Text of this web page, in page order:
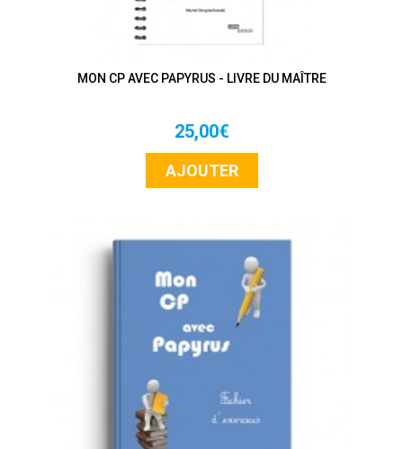
MON CP AVEC PAPYRUS - LIVRE DU MAÎTRE
25,00€
AJOUTER